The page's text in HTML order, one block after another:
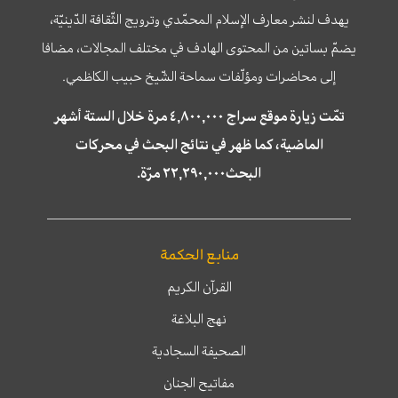
يهدف لنشر معارف الإسلام المحمّدي وترويج الثّقافة الدّينيّة،
يضمّ بساتين من المحتوى الهادف في مختلف المجالات، مضافا
إلى محاضرات ومؤلّفات سماحة الشّيخ حبيب الكاظمي.
تمّت زيارة موقع سراج ٤,٨٠٠,٠٠٠ مرة خلال الستة أشهر
الماضية، كما ظهر في نتائج البحث في محركات
البحث٢٢,٢٩٠,٠٠٠ مرّة.
منابع الحكمة
القرآن الكريم
نهج البلاغة
الصحيفة السجادية
مفاتيح الجنان